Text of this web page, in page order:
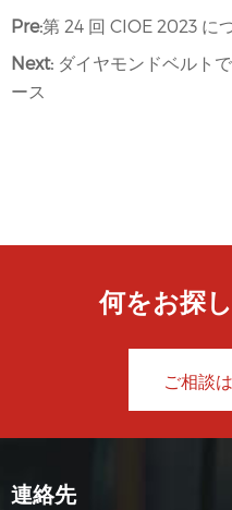
Pre:第 24 回 CIOE 2023 に
Next: ダイヤモンドベルト
ース
何をお探
ご相談
連絡先